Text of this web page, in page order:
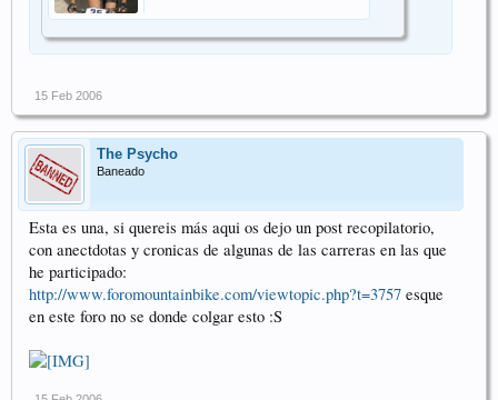
15 Feb 2006
The Psycho
Baneado
Esta es una, si quereis más aqui os dejo un post recopilatorio,
con anectdotas y cronicas de algunas de las carreras en las que
he participado:
http://www.foromountainbike.com/viewtopic.php?t=3757 esque
en este foro no se donde colgar esto :S